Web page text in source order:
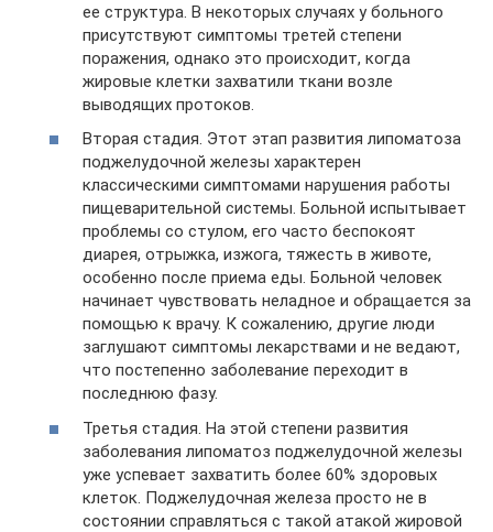
ее структура. В некоторых случаях у больного
присутствуют симптомы третей степени
поражения, однако это происходит, когда
жировые клетки захватили ткани возле
выводящих протоков.
Вторая стадия. Этот этап развития липоматоза
поджелудочной железы характерен
классическими симптомами нарушения работы
пищеварительной системы. Больной испытывает
проблемы со стулом, его часто беспокоят
диарея, отрыжка, изжога, тяжесть в животе,
особенно после приема еды. Больной человек
начинает чувствовать неладное и обращается за
помощью к врачу. К сожалению, другие люди
заглушают симптомы лекарствами и не ведают,
что постепенно заболевание переходит в
последнюю фазу.
Третья стадия. На этой степени развития
заболевания липоматоз поджелудочной железы
уже успевает захватить более 60% здоровых
клеток. Поджелудочная железа просто не в
состоянии справляться с такой атакой жировой